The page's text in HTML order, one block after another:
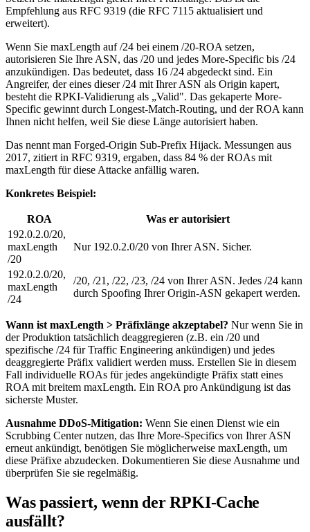
Empfehlung aus RFC 9319 (die RFC 7115 aktualisiert und
erweitert).
Wenn Sie maxLength auf/24 bei einem /20-ROA setzen,
autorisieren Sie Ihre ASN, das /20 und jedes More-Specific bis /24
anzukündigen. Das bedeutet, dass 16 /24 abgedeckt sind. Ein
Angreifer, der eines dieser/24 mit Ihrer ASN als Origin kapert,
besteht die RPKI-Validierung als „Valid". Das gekaperte More-
Specific gewinnt durch Longest-Match-Routing, und der ROA kann
Ihnen nicht helfen, weil Sie diese Länge autorisiert haben.
Das nennt man Forged-Origin Sub-Prefix Hijack. Messungen aus
2017, zitiert in RFC 9319, ergaben, dass 84 % der ROAs mit
maxLength für diese Attacke anfällig waren.
Konkretes Beispiel:
ROA
Was er autorisiert
192.0.2.0/20,
maxLength
/20
Nur 192.0.2.0/20 von Ihrer ASN. Sicher.
192.0.2.0/20,
maxLength
/24
/20, /21 , /22, /23, /24 von Ihrer ASN. Jedes /24 kann
durch Spoofing Ihrer Origin-ASN gekapert werden.
Wann ist maxLength > Präfixlänge akzeptabel? Nur wenn Sie in
der Produktion tatsächlich deaggregieren (z.B. ein /20 und
spezifische /24 für Traffic Engineering ankündigen) und jedes
deaggregierte Präfix validiert werden muss. Erstellen Sie in diesem
Fall individuelle ROAs für jedes angekündigte Präfix statt eines
ROA mit breitem maxLength. Ein ROA pro Ankündigung ist das
sicherste Muster.
Ausnahme DDoS-Mitigation: Wenn Sie einen Dienst wie ein
Scrubbing Center nutzen, das Ihre More-Specifics von Ihrer ASN
erneut ankündigt, benötigen Sie möglicherweise maxLength, um
diese Präfixe abzudecken. Dokumentieren Sie diese Ausnahme und
überprüfen Sie sie regelmäßig.
Was passiert, wenn der RPKI-Cache
ausfällt?